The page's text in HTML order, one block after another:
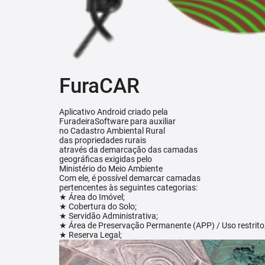
FuraCAR
Aplicativo Android criado pela
FuradeiraSoftware para auxiliar
no Cadastro Ambiental Rural
das propriedades rurais
através da demarcação das camadas
geográficas exigidas pelo
Ministério do Meio Ambiente
Com ele, é possível demarcar camadas
pertencentes às seguintes categorias:
★ Área do Imóvel;
★ Cobertura do Solo;
★ Servidão Administrativa;
★ Área de Preservação Permanente (APP) / Uso
★ Reserva Legal;